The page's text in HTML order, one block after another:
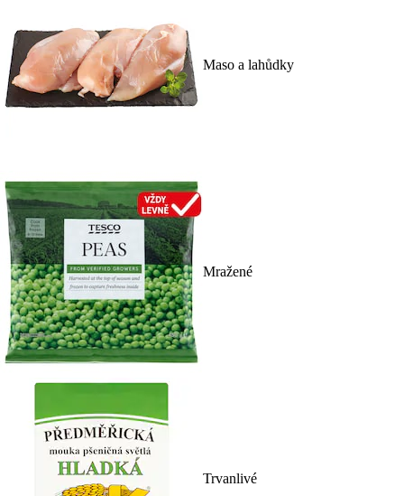
Maso a lahůdky
Mražené
Trvanlivé